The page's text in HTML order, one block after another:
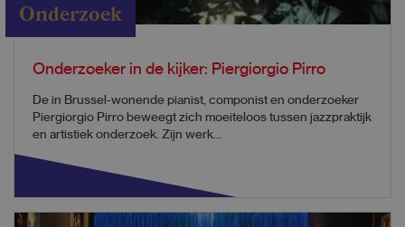
Onderzoek
Onderzoeker in de kijker: Piergiorgio Pirro
De in Brussel-wonende pianist, componist en onderzoeker
Piergiorgio Pirro beweegt zich moeiteloos tussen jazzpraktijk
en artistiek onderzoek. Zijn werk...